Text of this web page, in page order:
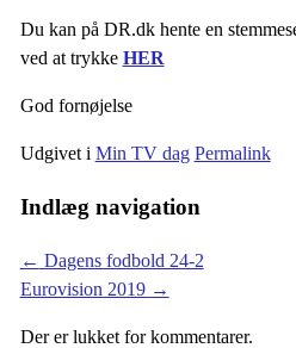
Du kan på DR.dk hente en
ved at trykke HER
God fornøjelse
Udgivet i Min TV dag Permalink
Indlæg navigation
← Dagens fodbold 24-2
Eurovision 2019 →
Der er lukket for kommentarer.